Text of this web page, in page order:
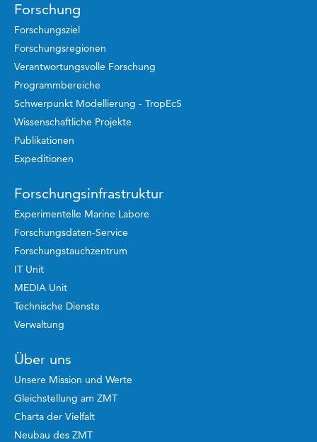
Forschung
Forschungsziel
Forschungsregionen
Verantwortungsvolle Forschung
Programmbereiche
Schwerpunkt Modellierung - TropEcS
Wissenschaftliche Projekte
Publikationen
Expeditionen
Forschungsinfrastruktur
Experimentelle Marine Labore
Forschungsdaten-Service
Forschungstauchzentrum
IT Unit
MEDIA Unit
Technische Dienste
Verwaltung
Über uns
Unsere Mission und Werte
Gleichstellung am ZMT
Charta der Vielfalt
Neubau des ZMT